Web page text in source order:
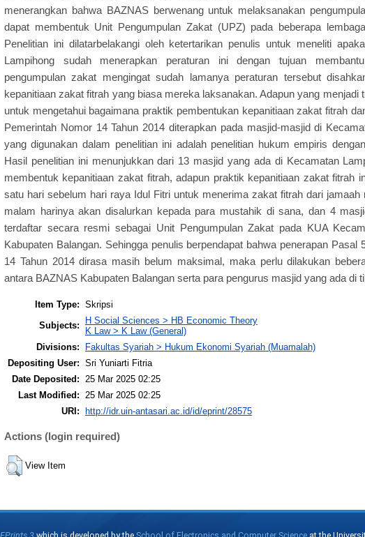
menerangkan bahwa BAZNAS berwenang untuk melaksanakan
dapat membentuk Unit Pengumpulan Zakat (UPZ) pada beberapa
Penelitian ini dilatarbelakangi oleh ketertarikan penulis untuk meneliti
Lampihong sudah menerapkan peraturan ini dengan tujuan
pengumpulan zakat mengingat sudah lamanya peraturan tersebut
kepanitiaan zakat fitrah yang biasa mereka laksanakan. Adapun yang menjadi
untuk mengetahui bagaimana praktik pembentukan kepanitiaan zakat fitrah
Pemerintah Nomor 14 Tahun 2014 diterapkan pada masjid-masjid di
yang digunakan dalam penelitian ini adalah penelitian hukum empiris
Hasil penelitian ini menunjukkan dari 13 masjid yang ada di Kecamatan
membentuk kepanitiaan zakat fitrah, adapun praktik kepanitiaan zakat fitrah
satu hari sebelum hari raya Idul Fitri untuk menerima zakat fitrah dari
malam harinya akan disalurkan kepada para mustahik di sana, dan 4
terdaftar secara resmi sebagai Unit Pengumpulan Zakat pada KUA
Kabupaten Balangan. Sehingga penulis berpendapat bahwa penerapan Pasal
14 Tahun 2014 dirasa masih belum maksimal, maka perlu dilakukan
antara BAZNAS Kabupaten Balangan serta para pengurus masjid yang ada di
Item Type: Skripsi
Subjects:
H Social Sciences > HB Economic Theory
K Law > K Law (General)
Divisions:
Fakultas Syariah > Hukum Ekonomi Syariah (Muamalah)
Depositing User: Sri Yuniarti Fitria
Date Deposited:
25 Mar 2025 02:25
Last Modified:
25 Mar 2025 02:25
URI: http://idr.uin-antasari.ac.id/id/eprint/28575
Actions (login required)
View Item